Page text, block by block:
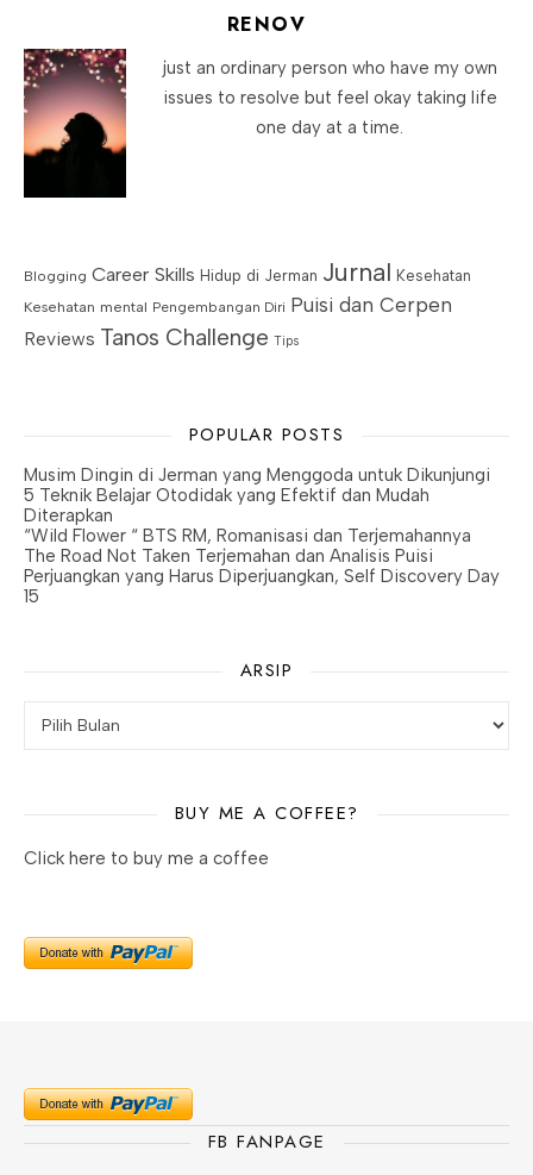
RENOV
just an ordinary person who have my own
issues to resolve but feel okay taking life
one day at a time.
Blogging Career Skills Hidup di Jerman Jurnal Kesehatan
Kesehatan mental Pengembangan Diri Puisi dan Cerpen
Reviews Tanos Challenge Tips
POPULAR POSTS
Musim Dingin di Jerman yang Menggoda untuk Dikunjungi
5 Teknik Belajar Otodidak yang Efektif dan Mudah
Diterapkan
“Wild Flower “ BTS RM, Romanisasi dan Terjemahannya
The Road Not Taken Terjemahan dan Analisis Puisi
Perjuangkan yang Harus Diperjuangkan, Self Discovery Day
15
ARSIP
BUY ME A COFFEE?
Click here to buy me a coffee
FB FANPAGE